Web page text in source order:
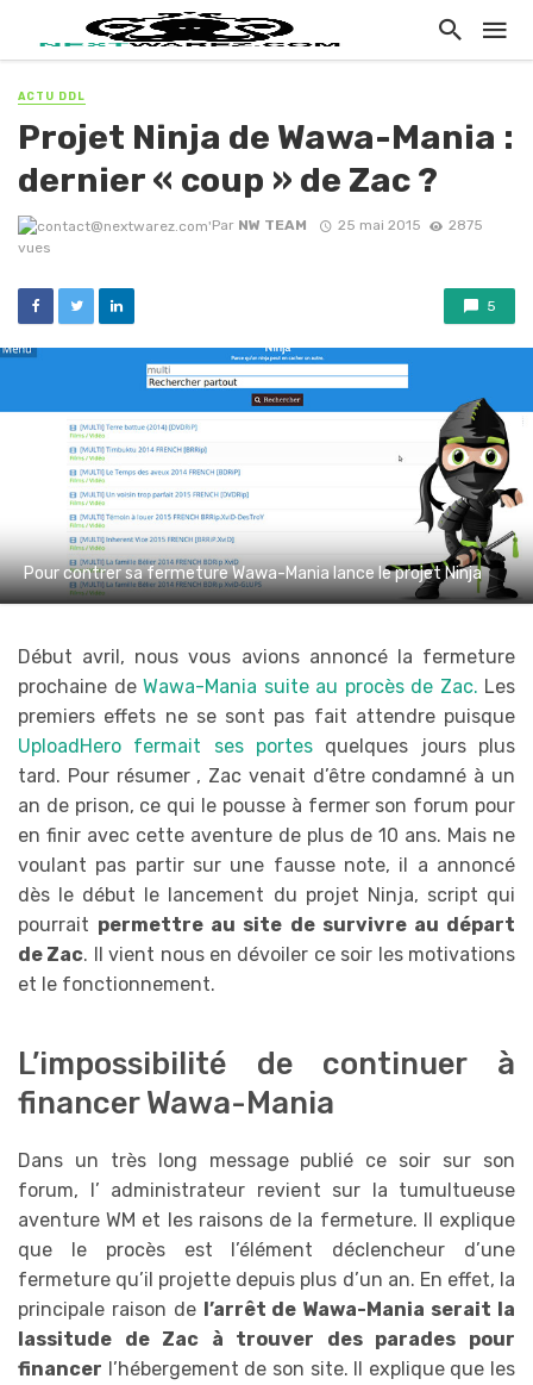
ACTU DDL
Projet Ninja de Wawa-Mania :
dernier « coup » de Zac ?
Par NW TEAM 25 mai 2015
2875
vues
5
Pour contrer sa fermeture Wawa-Mania lance le projet Ninja
Début avril, nous vous avions annoncé la fermeture
prochaine de Wawa-Mania suite au procès de Zac. Les
premiers effets ne se sont pas fait attendre puisque
UploadHero fermait ses portes quelques jours plus
tard. Pour résumer , Zac venait d’être condamné à un
an de prison, ce qui le pousse à fermer son forum pour
en finir avec cette aventure de plus de 10 ans. Mais ne
voulant pas partir sur une fausse note, il a annoncé
dès le début le lancement du projet Ninja, script qui
pourrait permettre au site de survivre au départ
de Zac. Il vient nous en dévoiler ce soir les motivations
et le fonctionnement.
L’impossibilité de continuer à
financer Wawa-Mania
Dans un très long message publié ce soir sur son
forum, l’ administrateur revient sur la tumultueuse
aventure WM et les raisons de la fermeture. Il explique
que le procès est l’élément déclencheur d’une
fermeture qu’il projette depuis plus d’un an. En effet, la
principale raison de l’arrêt de Wawa-Mania serait la
lassitude de Zac à trouver des parades pour
financer l’hébergement de son site. Il explique que les